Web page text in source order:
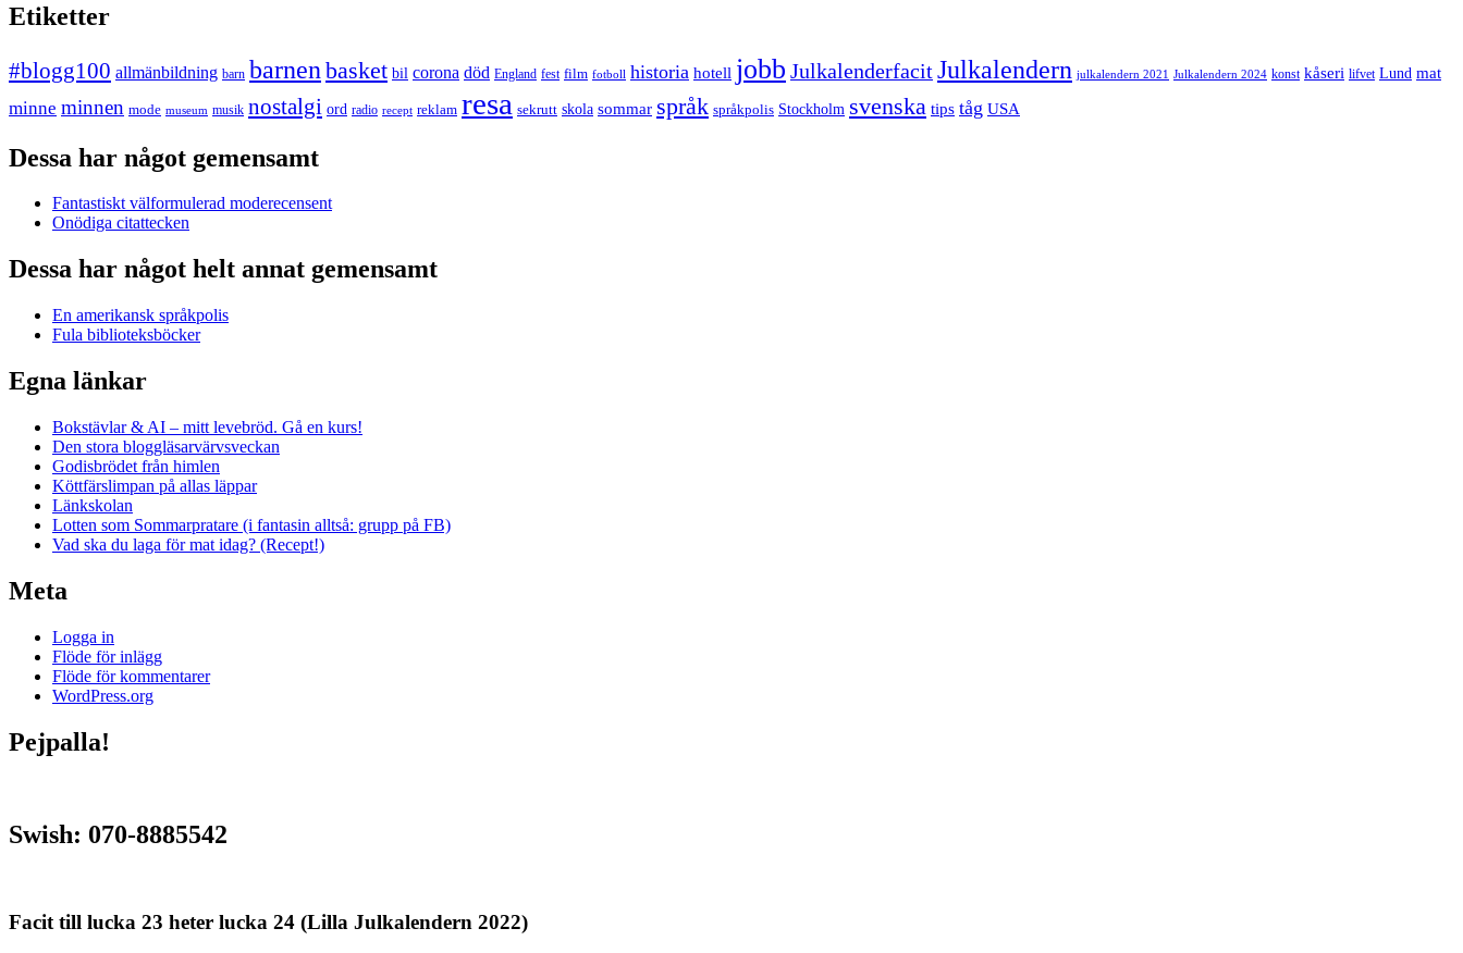
Etiketter
#blogg100 allmänbildning barn barnen basket bil corona död England fest film fotboll historia hotell jobb JulkalenderfacitJulkalendern julkalendern 2021 Julkalendern 2024 konst kåseri lifvet Lund mat
minne minnen mode museum musik nostalgi ord radio recept reklam resa sekrutt skola sommar språk språkpolis Stockholm svenska tips tåg USA
Dessa har något gemensamt
Fantastiskt välformulerad moderecensent
Onödiga citattecken
Dessa har något helt annat gemensamt
En amerikansk språkpolis
Fula biblioteksböcker
Egna länkar
Bokstävlar & AI – mitt levebröd. Gå en kurs!
Den stora bloggläsarvärvsveckan
Godisbrödet från himlen
Köttfärslimpan på allas läppar
Länkskolan
Lotten som Sommarpratare (i fantasin alltså: grupp på FB)
Vad ska du laga för mat idag? (Recept!)
Meta
Logga in
Flöde för inlägg
Flöde för kommentarer
WordPress.org
Pejpalla!
Swish: 070-8885542
Facit till lucka 23 heter lucka 24 (Lilla Julkalendern 2022)